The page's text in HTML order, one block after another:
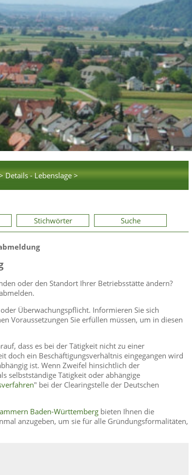
Details - Lebenslage >
Stichwörter Suche
oder den Standort Ihrer Betriebsstätte ändern?
Überwachungspflicht. Informieren Sie sich
Voraussetzungen Sie erfüllen müssen, um in diesen
dass es bei der Tätigkeit nicht zu einer
doch ein Beschäftigungsverhältnis eingegangen wird
ist. Wenn Zweifel hinsichtlich der
selbstständige Tätigkeit oder abhängige
" bei der Clearingstelle der Deutschen
Baden-Württemberg bieten Ihnen die
anzugeben, um sie für alle Gründungsformalitäten,